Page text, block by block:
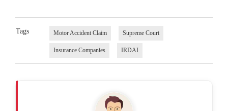
Tags Motor Accident Claim Supreme Court
Insurance Companies IRDAI